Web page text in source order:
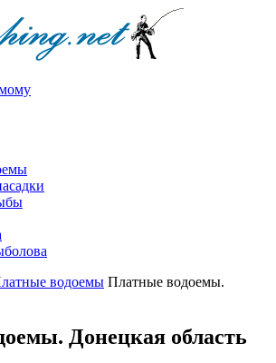
водоемы Платные водоемы.
Донецкая область